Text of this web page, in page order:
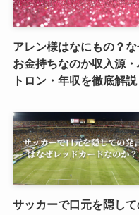
アレン様はなにもの？な
お金持ちなのか収入源・
トロン・年収を徹底解説
サッカーで口元を隠して